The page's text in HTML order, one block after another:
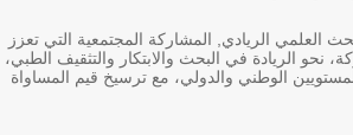
العلمي الريادي, المشاركة المجتمعية التي تعزز
الريادة في البحث والابتكار والتثقيف الطبي،
الوطني والدولي، مع ترسيخ قيم المساواة